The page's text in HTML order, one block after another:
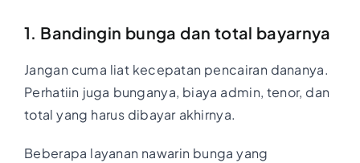
1. Bandingin bunga dan total bayarnya
Jangan cuma liat kecepatan pencairan dananya.
Perhatiin juga bunganya, biaya admin, tenor, dan
total yang harus dibayar akhirnya.
Beberapa layanan nawarin bunga yang